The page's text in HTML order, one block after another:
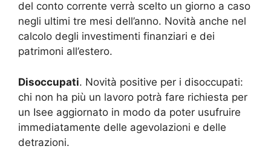
del conto corrente verrà scelto un giorno a caso
negli ultimi tre mesi dell’anno. Novità anche nel
calcolo degli investimenti finanziari e dei
patrimoni all’estero.
Disoccupati. Novità positive per i disoccupati:
chi non ha più un lavoro potrà fare richiesta per
un Isee aggiornato in modo da poter usufruire
immediatamente delle agevolazioni e delle
detrazioni.